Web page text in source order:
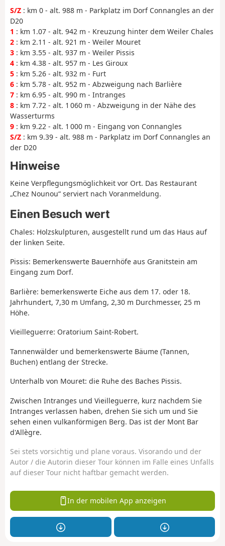
S/Z : km 0 - alt. 988 m - Parkplatz im Dorf Connangles an der
D20
1 : km 1.07 - alt. 942 m - Kreuzung hinter dem Weiler Chales
2 : km 2.11 - alt. 921 m - Weiler Mouret
3 : km 3.55 - alt. 937 m - Weiler Pissis
4 : km 4.38 - alt. 957 m - Les Giroux
5 : km 5.26 - alt. 932 m - Furt
6 : km 5.78 - alt. 952 m - Abzweigung nach Barlière
7 : km 6.95 - alt. 990 m - Intranges
8 : km 7.72 - alt. 1 060 m - Abzweigung in der Nähe des
Wasserturms
9 : km 9.22 - alt. 1 000 m - Eingang von Connangles
S/Z : km 9.39 - alt. 988 m - Parkplatz im Dorf Connangles an
der D20
Hinweise
Keine Verpflegungsmöglichkeit vor Ort. Das Restaurant
„Chez Nounou“ serviert nach Voranmeldung.
Einen Besuch wert
Chales: Holzskulpturen, ausgestellt rund um das Haus auf
der linken Seite.
Pissis: Bemerkenswerte Bauernhöfe aus Granitstein am
Eingang zum Dorf.
Barlière: bemerkenswerte Eiche aus dem 17. oder 18.
Jahrhundert, 7,30 m Umfang, 2,30 m Durchmesser, 25 m
Höhe.
Vieilleguerre: Oratorium Saint-Robert.
Tannenwälder und bemerkenswerte Bäume (Tannen,
Buchen) entlang der Strecke.
Unterhalb von Mouret: die Ruhe des Baches Pissis.
Zwischen Intranges und Vieilleguerre, kurz nachdem Sie
Intranges verlassen haben, drehen Sie sich um und Sie
sehen einen vulkanförmigen Berg. Das ist der Mont Bar
d'Allègre.
Sei stets vorsichtig und plane voraus. Visorando und der
Autor / die Autorin dieser Tour können im Falle eines Unfalls
auf dieser Tour nicht haftbar gemacht werden.
In der mobilen App anzeigen